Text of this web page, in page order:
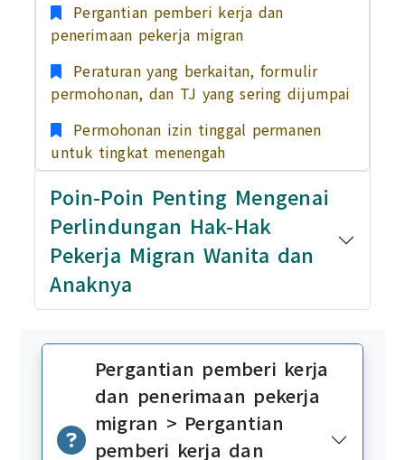
Pergantian pemberi kerja dan
penerimaan pekerja migran
Peraturan yang berkaitan, formulir
permohonan, dan TJ yang sering dijumpai
Permohonan izin tinggal permanen
untuk tingkat menengah
Poin-Poin Penting Mengenai
Perlindungan Hak-Hak
Pekerja Migran Wanita dan
Anaknya
Pergantian pemberi kerja
dan penerimaan pekerja
migran > Pergantian
pemberi kerja dan